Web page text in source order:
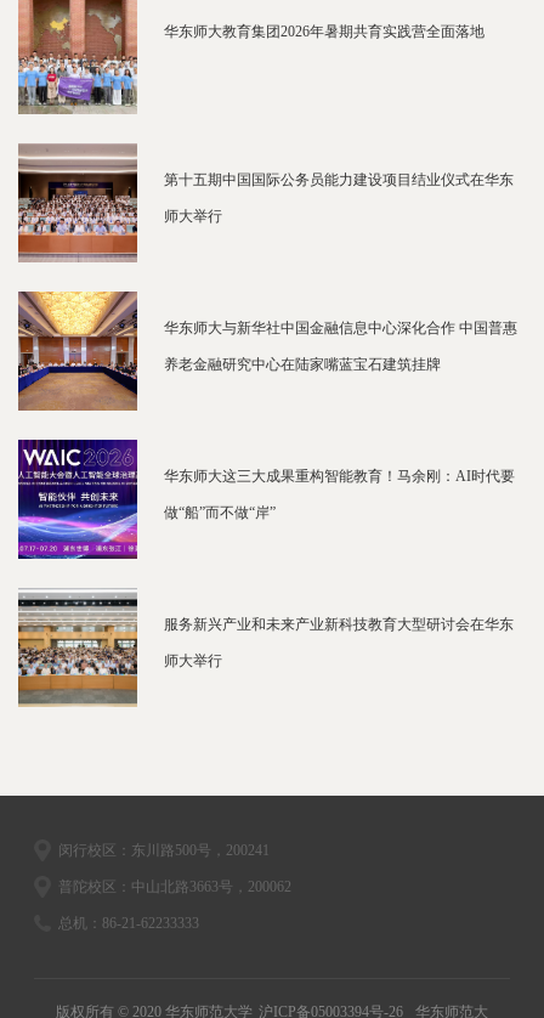
华东师大教育集团2026年暑期共育实践营全面落地
第十五期中国国际公务员能力建设项目结业仪式在华东
师大举行
华东师大与新华社中国金融信息中心深化合作 中国普惠
养老金融研究中心在陆家嘴蓝宝石建筑挂牌
华东师大这三大成果重构智能教育！马余刚：AI时代要
做“船”而不做“岸”
服务新兴产业和未来产业新科技教育大型研讨会在华东
师大举行
闵行校区：东川路500号，200241
普陀校区：中山北路3663号，200062
总机：86-21-62233333
版权所有 © 2020 华东师范大学 沪ICP备05003394号-26 华东师范大